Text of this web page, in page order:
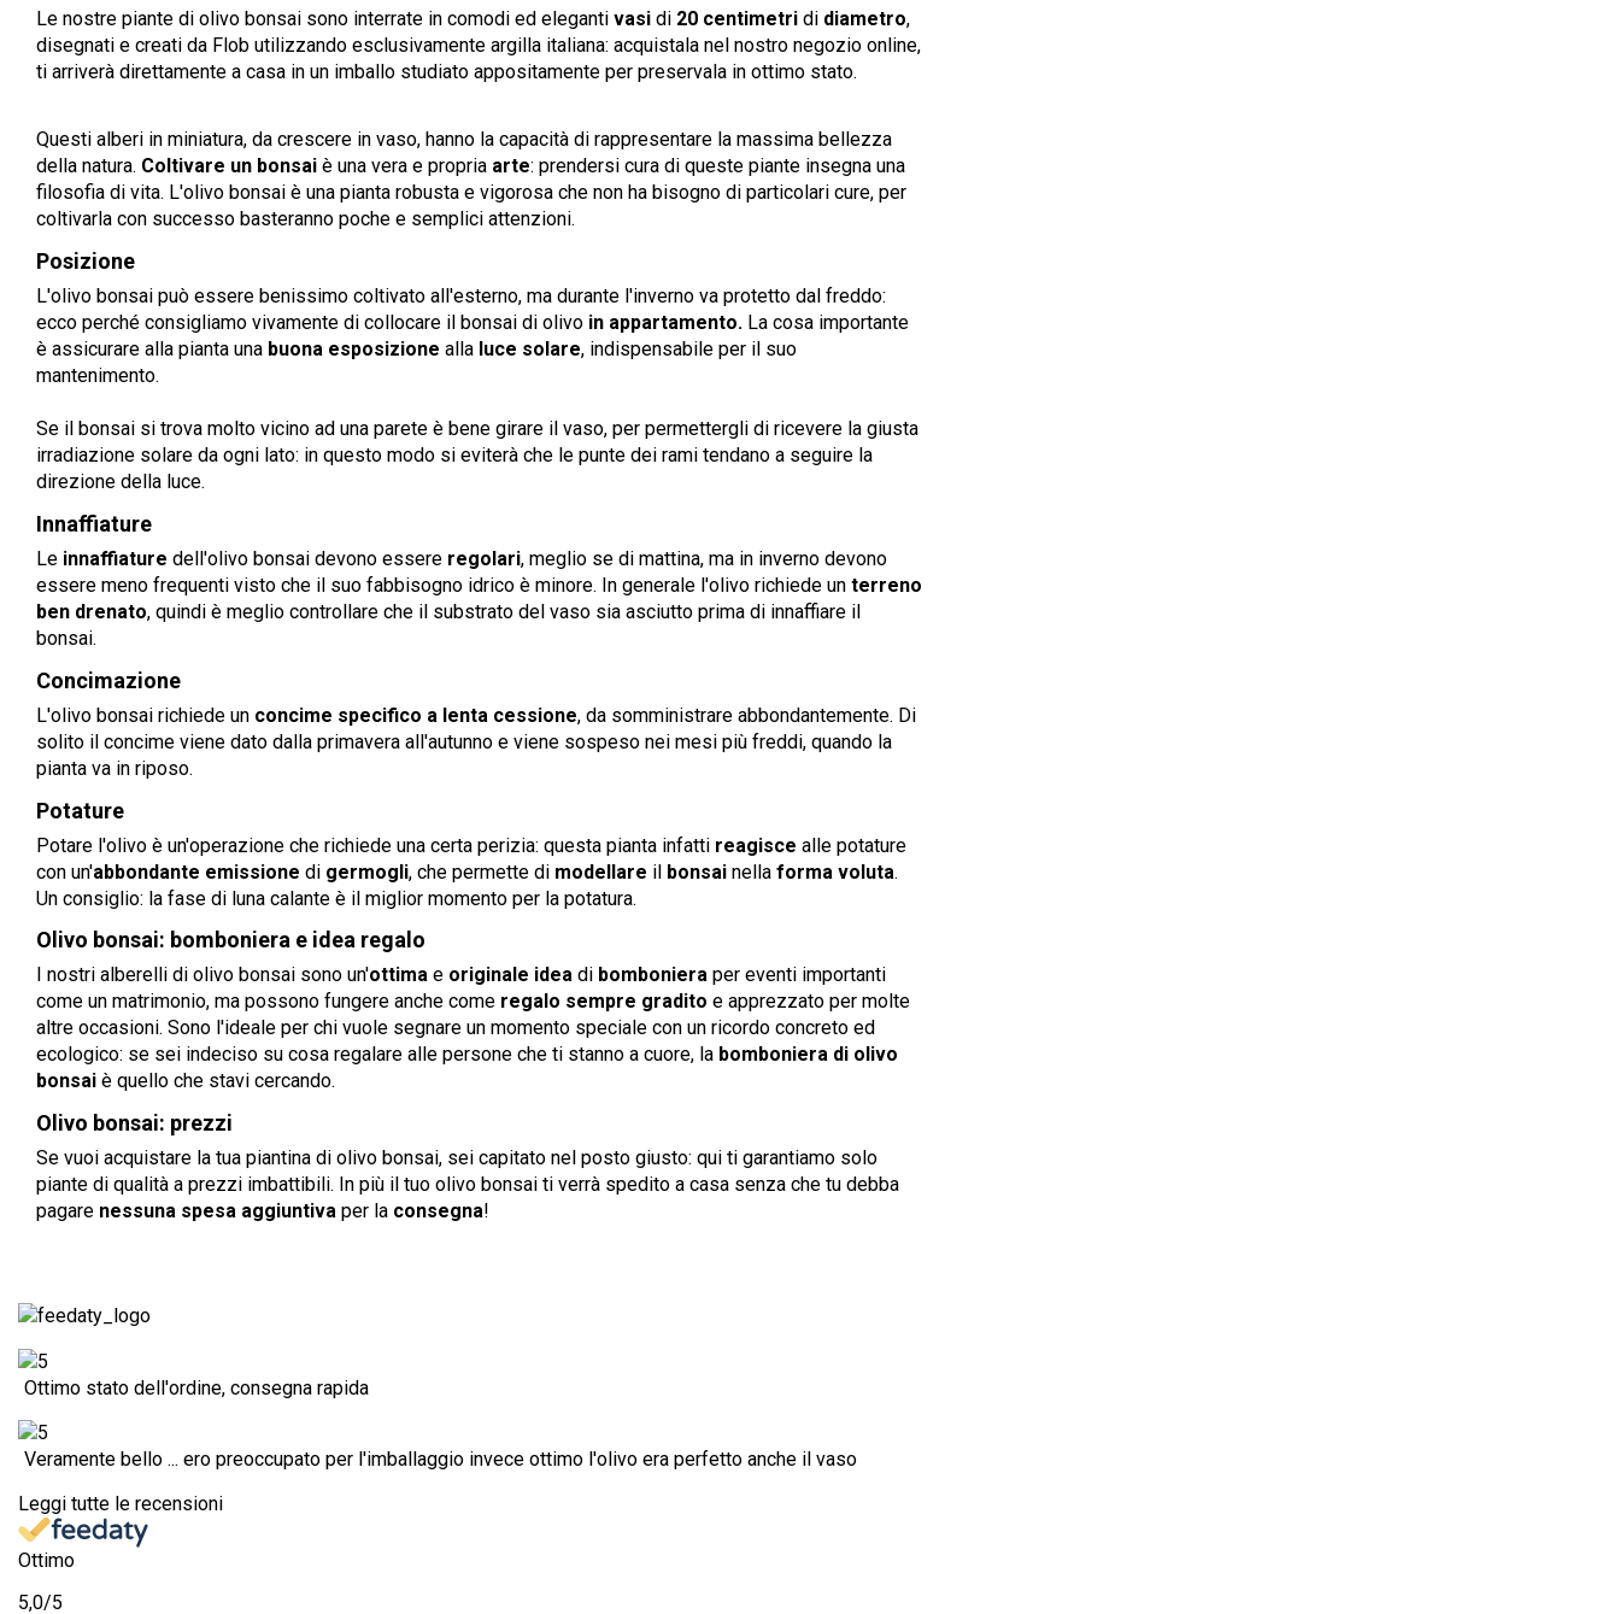
Le nostre piante di olivo bonsai sono interrate in comodi ed eleganti vasi di 20 centimetri di diametro,
disegnati e creati da Flob utilizzando esclusivamente argilla italiana: acquistala nel nostro negozio online,
ti arriverà direttamente a casa in un imballo studiato appositamente per preservala in ottimo stato.
Questi alberi in miniatura, da crescere in vaso, hanno la capacità di rappresentare la massima bellezza
della natura. Coltivare un bonsai è una vera e propria arte: prendersi cura di queste piante insegna una
filosofia di vita. L'olivo bonsai è una pianta robusta e vigorosa che non ha bisogno di particolari cure, per
coltivarla con successo basteranno poche e semplici attenzioni.
Posizione
L'olivo bonsai può essere benissimo coltivato all'esterno, ma durante l'inverno va protetto dal freddo:
ecco perché consigliamo vivamente di collocare il bonsai di olivo in appartamento. La cosa importante
è assicurare alla pianta una buona esposizione alla luce solare, indispensabile per il suo
mantenimento.
Se il bonsai si trova molto vicino ad una parete è bene girare il vaso, per permettergli di ricevere la giusta
irradiazione solare da ogni lato: in questo modo si eviterà che le punte dei rami tendano a seguire la
direzione della luce.
Innaffiature
Le innaffiature dell'olivo bonsai devono essere regolari, meglio se di mattina, ma in inverno devono
essere meno frequenti visto che il suo fabbisogno idrico è minore. In generale l'olivo richiede un terreno
ben drenato, quindi è meglio controllare che il substrato del vaso sia asciutto prima di innaffiare il
bonsai.
Concimazione
L'olivo bonsai richiede un concime specifico a lenta cessione, da somministrare abbondantemente. Di
solito il concime viene dato dalla primavera all'autunno e viene sospeso nei mesi più freddi, quando la
pianta va in riposo.
Potature
Potare l'olivo è un'operazione che richiede una certa perizia: questa pianta infatti reagisce alle potature
con un'abbondante emissione di germogli, che permette di modellare il bonsai nella forma voluta.
Un consiglio: la fase di luna calante è il miglior momento per la potatura.
Olivo bonsai: bomboniera e idea regalo
I nostri alberelli di olivo bonsai sono un'ottima e originale idea di bomboniera per eventi importanti
come un matrimonio, ma possono fungere anche come regalo sempre gradito e apprezzato per molte
altre occasioni. Sono l'ideale per chi vuole segnare un momento speciale con un ricordo concreto ed
ecologico: se sei indeciso su cosa regalare alle persone che ti stanno a cuore, la bomboniera di olivo
bonsai è quello che stavi cercando.
Olivo bonsai: prezzi
Se vuoi acquistare la tua piantina di olivo bonsai, sei capitato nel posto giusto: qui ti garantiamo solo
piante di qualità a prezzi imbattibili. In più il tuo olivo bonsai ti verrà spedito a casa senza che tu debba
pagare nessuna spesa aggiuntiva per la consegna!
Ottimo stato dell'ordine, consegna rapida
Veramente bello ... ero preoccupato per l'imballaggio invece ottimo l'olivo era perfetto anche il vaso
Leggi tutte le recensioni
Ottimo
5,0/5